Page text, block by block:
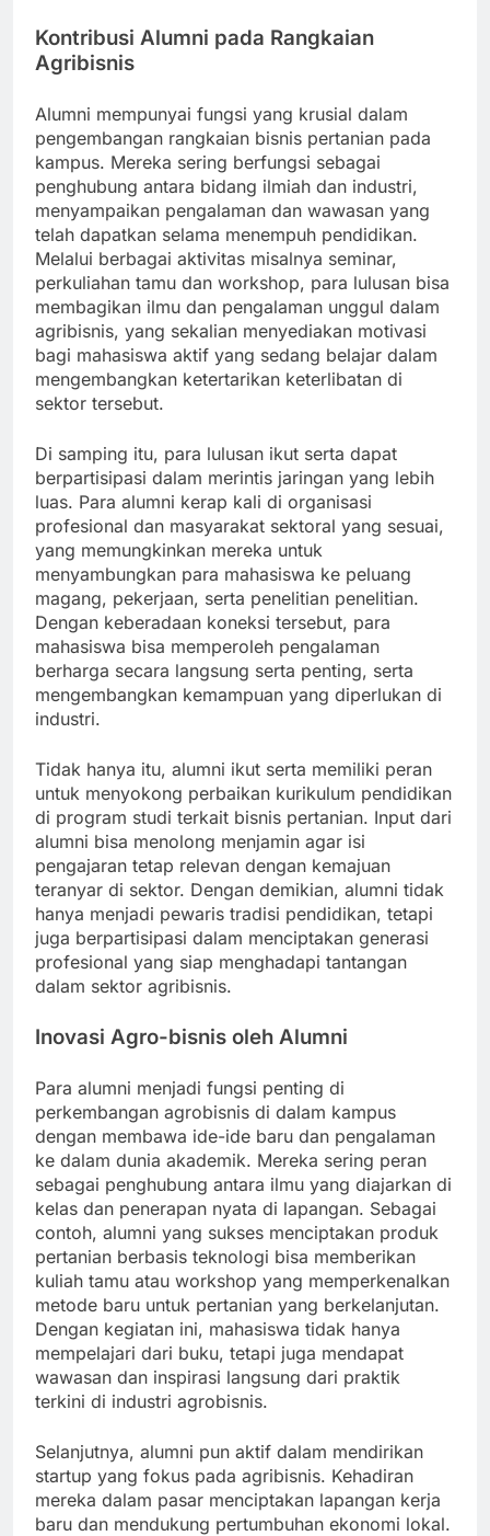
Kontribusi Alumni pada Rangkaian
Agribisnis
Alumni mempunyai fungsi yang krusial dalam
pengembangan rangkaian bisnis pertanian pada
kampus. Mereka sering berfungsi sebagai
penghubung antara bidang ilmiah dan industri,
menyampaikan pengalaman dan wawasan yang
telah dapatkan selama menempuh pendidikan.
Melalui berbagai aktivitas misalnya seminar,
perkuliahan tamu dan workshop, para lulusan bisa
membagikan ilmu dan pengalaman unggul dalam
agribisnis, yang sekalian menyediakan motivasi
bagi mahasiswa aktif yang sedang belajar dalam
mengembangkan ketertarikan keterlibatan di
sektor tersebut.
Di samping itu, para lulusan ikut serta dapat
berpartisipasi dalam merintis jaringan yang lebih
luas. Para alumni kerap kali di organisasi
profesional dan masyarakat sektoral yang sesuai,
yang memungkinkan mereka untuk
menyambungkan para mahasiswa ke peluang
magang, pekerjaan, serta penelitian penelitian.
Dengan keberadaan koneksi tersebut, para
mahasiswa bisa memperoleh pengalaman
berharga secara langsung serta penting, serta
mengembangkan kemampuan yang diperlukan di
industri.
Tidak hanya itu, alumni ikut serta memiliki peran
untuk menyokong perbaikan kurikulum pendidikan
di program studi terkait bisnis pertanian. Input dari
alumni bisa menolong menjamin agar isi
pengajaran tetap relevan dengan kemajuan
teranyar di sektor. Dengan demikian, alumni tidak
hanya menjadi pewaris tradisi pendidikan, tetapi
juga berpartisipasi dalam menciptakan generasi
profesional yang siap menghadapi tantangan
dalam sektor agribisnis.
Inovasi Agro-bisnis oleh Alumni
Para alumni menjadi fungsi penting di
perkembangan agrobisnis di dalam kampus
dengan membawa ide-ide baru dan pengalaman
ke dalam dunia akademik. Mereka sering peran
sebagai penghubung antara ilmu yang diajarkan di
kelas dan penerapan nyata di lapangan. Sebagai
contoh, alumni yang sukses menciptakan produk
pertanian berbasis teknologi bisa memberikan
kuliah tamu atau workshop yang memperkenalkan
metode baru untuk pertanian yang berkelanjutan.
Dengan kegiatan ini, mahasiswa tidak hanya
mempelajari dari buku, tetapi juga mendapat
wawasan dan inspirasi langsung dari praktik
terkini di industri agrobisnis.
Selanjutnya, alumni pun aktif dalam mendirikan
startup yang fokus pada agribisnis. Kehadiran
mereka dalam pasar menciptakan lapangan kerja
baru dan mendukung pertumbuhan ekonomi lokal.